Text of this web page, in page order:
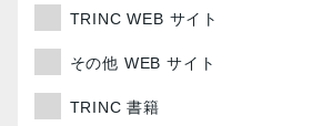
TRINC WEB サイト
その他 WEB サイト
TRINC 書籍